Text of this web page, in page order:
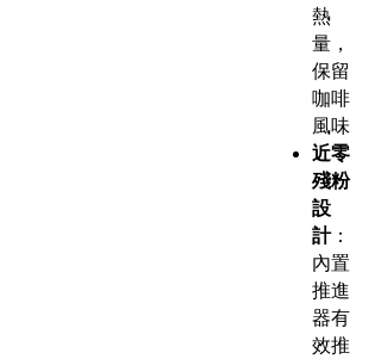
熱
量，
保留
咖啡
風味
近零
殘粉
設
計：
內置
推進
器有
效推